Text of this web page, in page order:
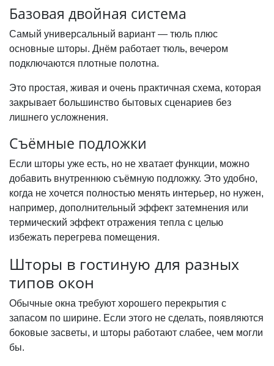
Базовая двойная система
Самый универсальный вариант — тюль плюс
основные шторы. Днём работает тюль, вечером
подключаются плотные полотна.
Это простая, живая и очень практичная схема, которая
закрывает большинство бытовых сценариев без
лишнего усложнения.
Съёмные подложки
Если шторы уже есть, но не хватает функции, можно
добавить внутреннюю съёмную подложку. Это удобно,
когда не хочется полностью менять интерьер, но нужен,
например, дополнительный эффект затемнения или
термический эффект отражения тепла с целью
избежать перегрева помещения.
Шторы в гостиную для разных
типов окон
Обычные окна требуют хорошего перекрытия с
запасом по ширине. Если этого не сделать, появляются
боковые засветы, и шторы работают слабее, чем могли
бы.